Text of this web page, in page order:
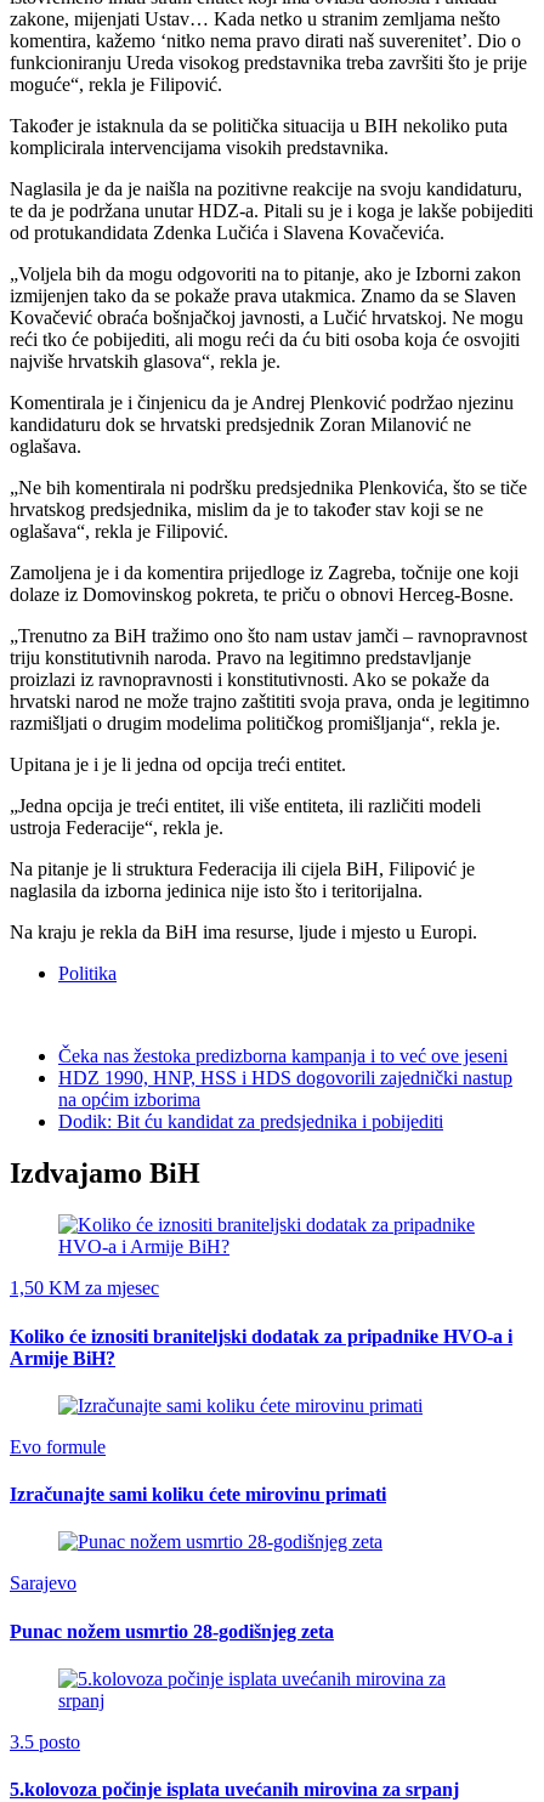
zakone, mijenjati Ustav… Kada netko u stranim zemljama nešto
komentira, kažemo ‘nitko nema pravo dirati naš suverenitet’. Dio o
funkcioniranju Ureda visokog predstavnika treba završiti što je prije
moguće“, rekla je Filipović.
Također je istaknula da se politička situacija u BIH nekoliko puta
komplicirala intervencijama visokih predstavnika.
Naglasila je da je naišla na pozitivne reakcije na svoju kandidaturu,
te da je podržana unutar HDZ-a. Pitali su je i koga je lakše pobijediti
od protukandidata Zdenka Lučića i Slavena Kovačevića.
„Voljela bih da mogu odgovoriti na to pitanje, ako je Izborni zakon
izmijenjen tako da se pokaže prava utakmica. Znamo da se Slaven
Kovačević obraća bošnjačkoj javnosti, a Lučić hrvatskoj. Ne mogu
reći tko će pobijediti, ali mogu reći da ću biti osoba koja će osvojiti
najviše hrvatskih glasova“, rekla je.
Komentirala je i činjenicu da je Andrej Plenković podržao njezinu
kandidaturu dok se hrvatski predsjednik Zoran Milanović ne
oglašava.
„Ne bih komentirala ni podršku predsjednika Plenkovića, što se tiče
hrvatskog predsjednika, mislim da je to također stav koji se ne
oglašava“, rekla je Filipović.
Zamoljena je i da komentira prijedloge iz Zagreba, točnije one koji
dolaze iz Domovinskog pokreta, te priču o obnovi Herceg-Bosne.
„Trenutno za BiH tražimo ono što nam ustav jamči – ravnopravnost
triju konstitutivnih naroda. Pravo na legitimno predstavljanje
proizlazi iz ravnopravnosti i konstitutivnosti. Ako se pokaže da
hrvatski narod ne može trajno zaštititi svoja prava, onda je legitimno
razmišljati o drugim modelima političkog promišljanja“, rekla je.
Upitana je i je li jedna od opcija treći entitet.
„Jedna opcija je treći entitet, ili više entiteta, ili različiti modeli
ustroja Federacije“, rekla je.
Na pitanje je li struktura Federacija ili cijela BiH, Filipović je
naglasila da izborna jedinica nije isto što i teritorijalna.
Na kraju je rekla da BiH ima resurse, ljude i mjesto u Europi.
Politika
Čeka nas žestoka predizborna kampanja i to već ove jeseni
HDZ 1990, HNP, HSS i HDS dogovorili zajednički nastup
na općim izborima
Dodik: Bit ću kandidat za predsjednika i pobijediti
Izdvajamo BiH
1,50 KM za mjesec
Koliko će iznositi braniteljski dodatak za pripadnike HVO-a i
Armije BiH?
Evo formule
Izračunajte sami koliku ćete mirovinu primati
Sarajevo
Punac nožem usmrtio 28-godišnjeg zeta
3.5 posto
5.kolovoza počinje isplata uvećanih mirovina za srpanj